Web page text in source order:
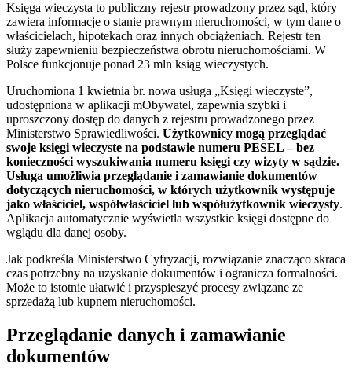
Księga wieczysta to publiczny rejestr prowadzony przez sąd, który
zawiera informacje o stanie prawnym nieruchomości, w tym dane o
właścicielach, hipotekach oraz innych obciążeniach. Rejestr ten
służy zapewnieniu bezpieczeństwa obrotu nieruchomościami. W
Polsce funkcjonuje ponad 23 mln ksiąg wieczystych.
Uruchomiona 1 kwietnia br. nowa usługa „Księgi wieczyste”,
udostępniona w aplikacji mObywatel, zapewnia szybki i
uproszczony dostęp do danych z rejestru prowadzonego przez
Ministerstwo Sprawiedliwości. Użytkownicy mogą przeglądać
swoje księgi wieczyste na podstawie numeru PESEL – bez
konieczności wyszukiwania numeru księgi czy wizyty w sądzie.
Usługa umożliwia przeglądanie i zamawianie dokumentów
dotyczących nieruchomości, w których użytkownik występuje
jako właściciel, współwłaściciel lub współużytkownik wieczysty.
Aplikacja automatycznie wyświetla wszystkie księgi dostępne do
wglądu dla danej osoby.
Jak podkreśla Ministerstwo Cyfryzacji, rozwiązanie znacząco skraca
czas potrzebny na uzyskanie dokumentów i ogranicza formalności.
Może to istotnie ułatwić i przyspieszyć procesy związane ze
sprzedażą lub kupnem nieruchomości.
Przeglądanie danych i zamawianie
dokumentów